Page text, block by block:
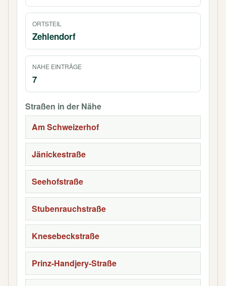
ORTSTEIL
Zehlendorf
NAHE EINTRÄGE
7
Straßen in der Nähe
Am Schweizerhof
Jänickestraße
Seehofstraße
Stubenrauchstraße
Knesebeckstraße
Prinz-Handjery-Straße